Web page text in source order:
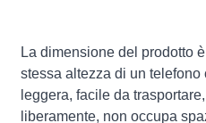
La dimensione del prodotto
stessa altezza di un
leggera, facile da
liberamente, non occupa